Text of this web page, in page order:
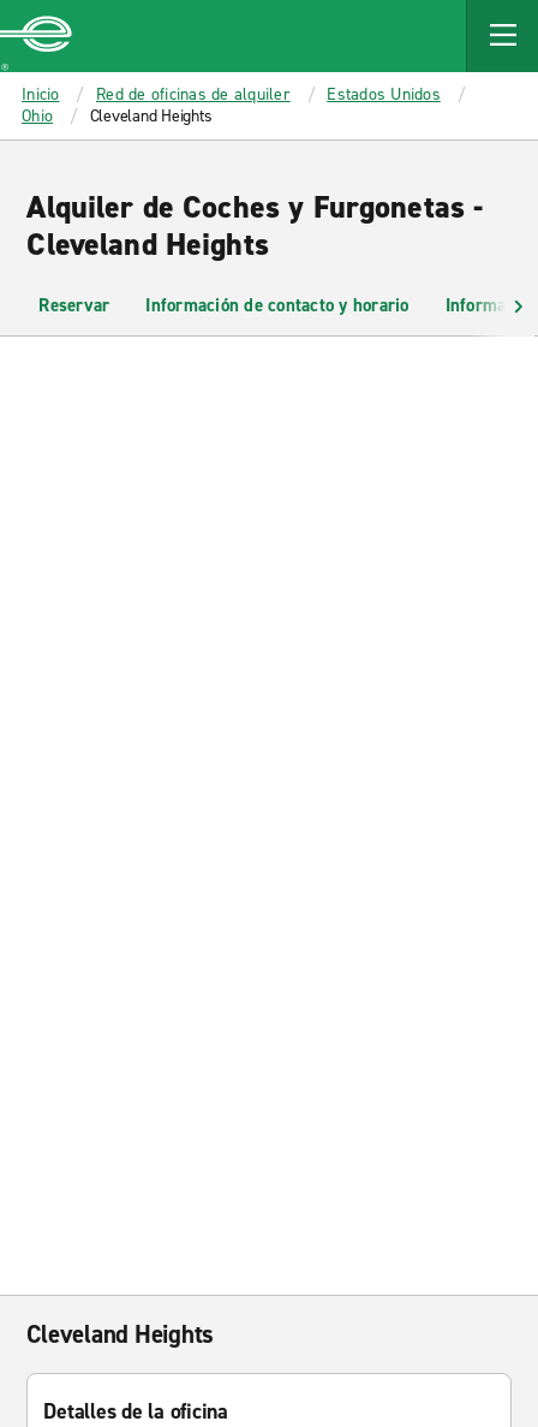
MAIN
CONTENT
Enterprise
Inicio Red de oficinas de alquiler
Estados Unidos
Ohio
Cleveland Heights
Alquiler de Coches y Furgonetas -
Cleveland Heights
Reservar Información de contacto y horario
Cleveland Heights
Detalles de la oficina